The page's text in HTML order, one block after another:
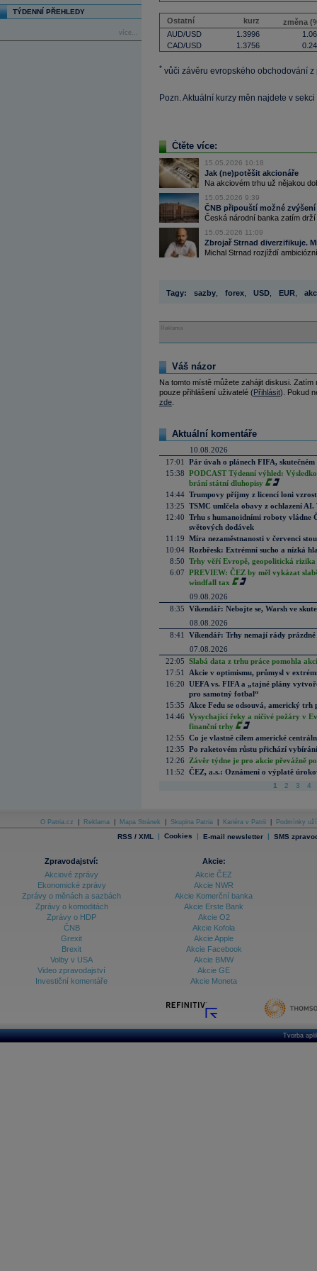
TÝDENNÍ PŘEHLEDY
více...
Ostatní kurz
změna
AUD/USD
1.3996
CAD/USD
1.3756
* vůči závěru evropského obchodování
Pozn. Aktuální kurzy měn najdete v sekci
Čtěte více:
15.05.2026 10:18
Jak (ne)potěšit akcionáře
Na akciovém trhu už nějakou
15.05.2026 9:39
ČNB připouští možné
Česká národní banka zatím
15.05.2026 11:09
Zbrojař Strnad diverzifikuje.
Michal Strnad rozjíždí
Tagy: sazby forex USD EUR
Reklama
Váš názor
Na tomto místě můžete zahájit diskusi.
pouze přihlášení uživatelé (Přihlásit). Pokud
zde
Aktuální komentáře
10.08.2026
17:01
Pár úvah o plánech FIFA,
15:38 PODCAST Týdenní výhled:
brání státní dluhopisy
14:44 Trumpovy příjmy z licencí loni
13:25 TSMC umlčela obavy z ochlazení
12:40 Trhu s humanoidními roboty vládne
světových dodávek
11:19 Míra nezaměstnanosti v červenci
10:04 Rozbřesk: Extrémní sucho a nízká
8:50 Trhy věří Evropě, geopolitická rizika
6:07 PREVIEW: ČEZ by měl vykázat
windfall tax
09.08.2026
8:35 Víkendář: Nebojte se, Warsh ve
08.08.2026
8:41
Víkendář: Trhy nemají rády prázdné
07.08.2026
22:05 Slabá data z trhu práce pomohla
17:51
Akcie v optimismu, průmysl v
16:20 UEFA vs. FIFA a „tajné plány
pro samotný fotbal“
15:35
Akce Fedu se odsouvá, americký
14:46 Vysychající řeky a ničivé požáry v
finanční trhy
12:55 Co je vlastně cílem americké
12:35 Po raketovém růstu přichází
12:26
Závěr týdne je pro akcie převážně
11:52 ČEZ, a.s.: Oznámení o výplatě
1 2 3 4
O Patria.cz Reklama Mapa Stránek Skupina Patria Kariéra v Patrii Podmínky
RSS / XML | Cookies | E-mail newsletter | SMS
Zpravodajství:
Akciové zprávy
Ekonomické zprávy
Zprávy o měnách a sazbách
Zprávy o komoditách
Zprávy o HDP
ČNB
Grexit
Brexit
Volby v USA
Video zpravodajství
Investiční komentáře
Akcie:
Akcie ČEZ
Akcie NWR
Akcie Komerční banka
Akcie Erste Bank
Akcie O2
Akcie Kofola
Akcie Apple
Akcie Facebook
Akcie BMW
Akcie GE
Akcie Moneta
Tvorba